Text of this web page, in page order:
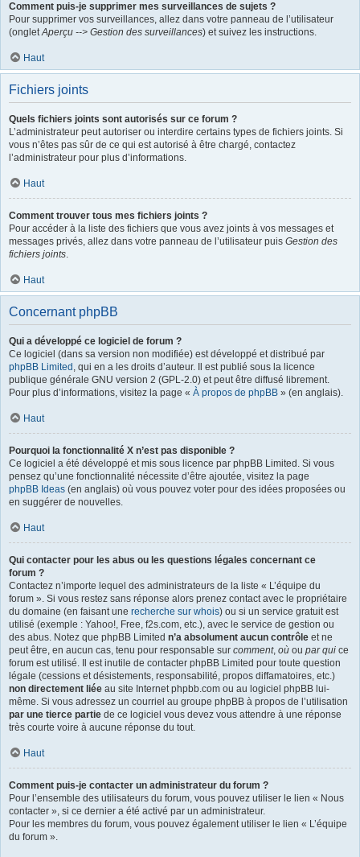
Comment puis-je supprimer mes surveillances de sujets ?
Pour supprimer vos surveillances, allez dans votre panneau de l’utilisateur
(ongletAperçu --> Gestion des surveillances) et suivez les instructions.
Haut
Fichiers joints
Quels fichiers joints sont autorisés sur ce forum ?
L’administrateur peut autoriser ou interdire certains types de fichiers joints. Si
vous n’êtes pas sûr de ce qui est autorisé à être chargé, contactez
l’administrateur pour plus d’informations.
Haut
Comment trouver tous mes fichiers joints ?
Pour accéder à la liste des fichiers que vous avez joints à vos messages et
messages privés, allez dans votre panneau de l’utilisateur puis Gestion des
fichiers joints.
Haut
Concernant phpBB
Qui a développé ce logiciel de forum ?
Ce logiciel (dans sa version non modifiée) est développé et distribué par
phpBB Limited , qui en a les droits d’auteur. Il est publié sous la licence
publique générale GNU version 2 (GPL-2.0) et peut être diffusé librement.
Pour plus d’informations, visitez la page « À propos de phpBB » (en anglais).
Haut
Pourquoi la fonctionnalité X n’est pas disponible ?
Ce logiciel a été développé et mis sous licence par phpBB Limited. Si vous
pensez qu’une fonctionnalité nécessite d’être ajoutée, visitez la page
phpBB Ideas (en anglais) où vous pouvez voter pour des idées proposées ou
en suggérer de nouvelles.
Haut
Qui contacter pour les abus ou les questions légales concernant ce
forum ?
Contactez n’importe lequel des administrateurs de la liste « L’équipe du
forum ». Si vous restez sans réponse alors prenez contact avec le propriétaire
du domaine (en faisant une recherche sur whois) ou si un service gratuit est
utilisé (exemple : Yahoo!, Free, f2s.com, etc.), avec le service de gestion ou
des abus. Notez que phpBB Limited n’a absolument aucun contrôle et ne
peut être, en aucun cas, tenu pour responsable sur comment, où ou par qui ce
forum est utilisé. Il est inutile de contacter phpBB Limited pour toute question
légale (cessions et désistements, responsabilité, propos diffamatoires, etc.)
non directement liée au site Internet phpbb.com ou au logiciel phpBB lui-
même. Si vous adressez un courriel au groupe phpBB à propos de l’utilisation
par une tierce partie de ce logiciel vous devez vous attendre à une réponse
très courte voire à aucune réponse du tout.
Haut
Comment puis-je contacter un administrateur du forum ?
Pour l’ensemble des utilisateurs du forum, vous pouvez utiliser le lien « Nous
contacter », si ce dernier a été activé par un administrateur.
Pour les membres du forum, vous pouvez également utiliser le lien « L’équipe
du forum ».